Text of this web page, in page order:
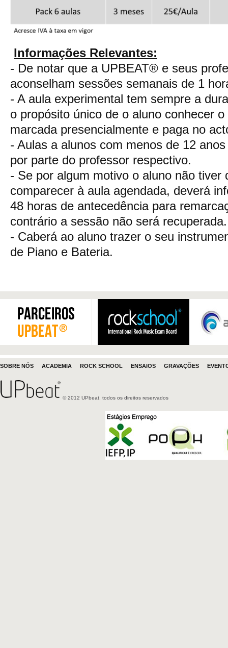
Informações Relevantes:
- De notar que a UPBEAT® e seus
aconselham sessões semanais de 1
- A aula experimental tem sempre a
o propósito único de o aluno conhecer
marcada presencialmente e paga no
- Aulas a alunos com menos de 12
por parte do professor respectivo.
- Se por algum motivo o aluno não tiver
comparecer à aula agendada, deverá
48 horas de antecedência para
contrário a sessão não será recuperada.
- Caberá ao aluno trazer o seu
de Piano e Bateria.
SOBRE NÓS ACADEMIA ROCK SCHOOL ENSAIOS GRAVAÇÕES
© 2012 UPbeat, todos os direitos reservados